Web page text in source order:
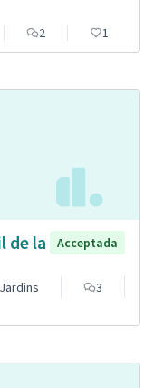
2 1
de la
Acceptada
3